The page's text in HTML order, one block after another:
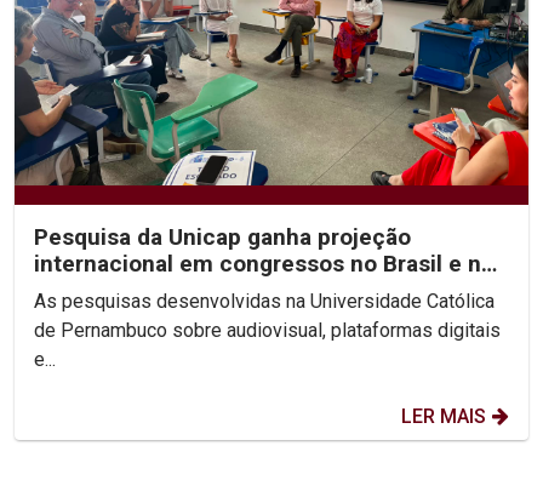
Pesquisa da Unicap ganha projeção
internacional em congressos no Brasil e no
México
As pesquisas desenvolvidas na Universidade Católica
de Pernambuco sobre audiovisual, plataformas digitais
e...
LER MAIS